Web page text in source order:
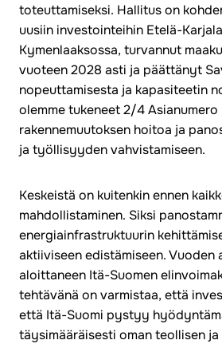
toteuttamiseksi. Hallitus on
uusiin investointeihin Etelä-
Kymenlaaksossa, turvannut
vuoteen 2028 asti ja päättänyt
nopeuttamisesta ja kapasiteetin
olemme tukeneet 2/4 Asianumero
rakennemuutoksen hoitoa ja
ja työllisyyden vahvistamiseen.
Keskeistä on kuitenkin ennen
mahdollistaminen. Siksi
energiainfrastruktuurin
aktiiviseen edistämiseen. Vuoden
aloittaneen Itä-Suomen
tehtävänä on varmistaa, että
että Itä-Suomi pystyy
täysimääräisesti oman teollisen ja